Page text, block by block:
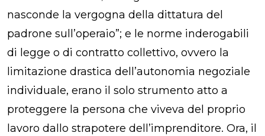
nasconde la vergogna della dittatura del
padrone sull’operaio”; e le norme inderogabili
di legge o di contratto collettivo, ovvero la
limitazione drastica dell’autonomia negoziale
individuale, erano il solo strumento atto a
proteggere la persona che viveva del proprio
lavoro dallo strapotere dell’imprenditore. Ora, il